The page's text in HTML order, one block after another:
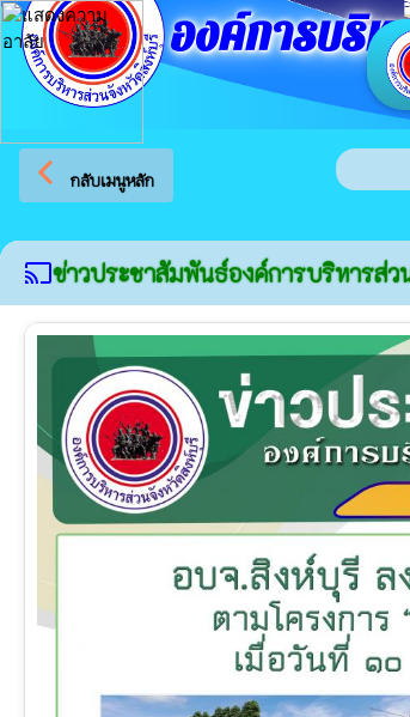
องค์การบริห
arrow_back_ios กลับเมนูหลัก
ยินดีต้
castข่าวประชาสัมพันธ์องค์การบริหารส่ว